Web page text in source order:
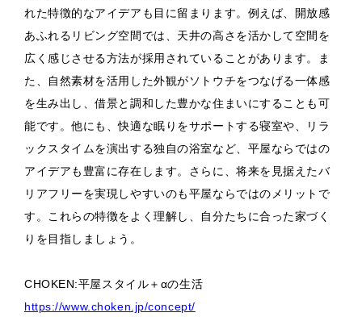
れた特徴的なアイデアも目に留まります。例えば、開放感
あふれるリビング空間では、天井の高さを活かして空間を
広く感じさせる方法が採用されていることがあります。ま
た、自然素材を活用した外観がソトウチをつなげる一体感
を生み出し、借景と調和した豊かな住まいにすることも可
能です。他にも、快適な眠りをサポートする寝室や、リラ
ックスタイムを演出する独自の浴室など、平屋ならではの
アイデアも豊富に存在します。さらに、将来を見据えたバ
リアフリーを実現しやすいのも平屋ならではのメリットで
す。これらの特徴をよく理解し、自分たちに合った家づく
りを目指しましょう。
CHOKEN:平屋スタイル＋αの生活
https://www.choken.jp/concept/